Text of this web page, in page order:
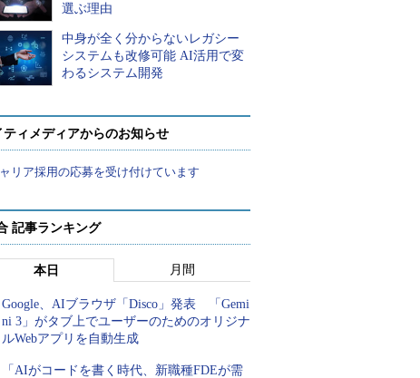
選ぶ理由
中身が全く分からないレガシー
システムも改修可能 AI活用で変
わるシステム開発
ティメディアからのお知らせ
リア採用の応募を受け付けています
記事ランキング
本日 月間
Google、AIブラウザ「Disco」発表 「Gemi
ni 3」がタブ上でユーザーのためのオリジナ
ルWebアプリを自動生成
「AIがコードを書く時代、新職種FDEが需